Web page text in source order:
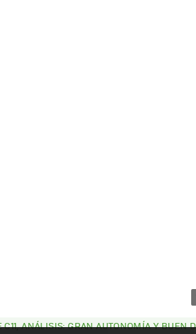
C11, ANÁLISIS: GRAN AUTONOMÍA Y BUEN